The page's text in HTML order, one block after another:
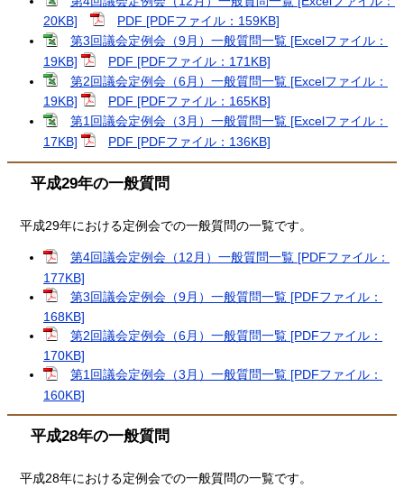
20KB]
PDF [PDFファイル：159KB]
第3回議会定例会（9月）一般質問一覧 [Excelファイル：
19KB]
PDF [PDFファイル：171KB]
第2回議会定例会（6月）一般質問一覧 [Excelファイル：
19KB]
PDF [PDFファイル：165KB]
第1回議会定例会（3月）一般質問一覧 [Excelファイル：
17KB]
PDF [PDFファイル：136KB]
平成29年の一般質問
平成29年における定例会での一般質問の一覧です。
第4回議会定例会（12月）一般質問一覧 [PDFファイル：
177KB]
第3回議会定例会（9月）一般質問一覧 [PDFファイル：
168KB]
第2回議会定例会（6月）一般質問一覧 [PDFファイル：
170KB]
第1回議会定例会（3月）一般質問一覧 [PDFファイル：
160KB]
平成28年の一般質問
平成28年における定例会での一般質問の一覧です。